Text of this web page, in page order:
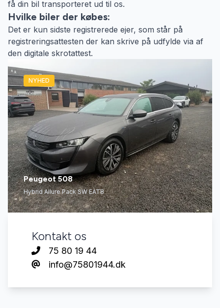
få din bil transporteret ud til os.
Hvilke biler der købes:
Det er kun sidste registrerede ejer, som står på
registreringsattesten der kan skrive på udfylde via af
den digitale skrotattest.
NYHED
Peugeot 508
Hybrid Allure Pack SW EAT8
Kontakt os
75 80 19 44
info@75801944.dk